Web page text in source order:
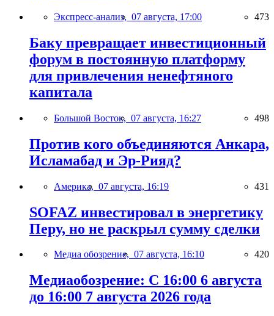
Экспресс-анализ, 07 августа, 17:00 473
Баку превращает инвестиционный
форум в постоянную платформу
для привлечения ненефтяного
капитала
Большой Восток, 07 августа, 16:27 498
Против кого объединяются Анкара,
Исламабад и Эр-Рияд?
Америка, 07 августа, 16:19 431
SOFAZ инвестировал в энергетику
Перу, но не раскрыл сумму сделки
Медиа обозрение, 07 августа, 16:10 420
Медиаобозрение: С 16:00 6 августа
до 16:00 7 августа 2026 года